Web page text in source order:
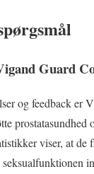
Guard
og feedback er
prostatasundhed
viser, at de